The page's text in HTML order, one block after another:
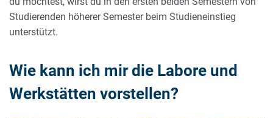
Studierenden höherer Semester beim Studieneinstieg
unterstützt.
Wie kann ich mir die Labore und
Werkstätten vorstellen?